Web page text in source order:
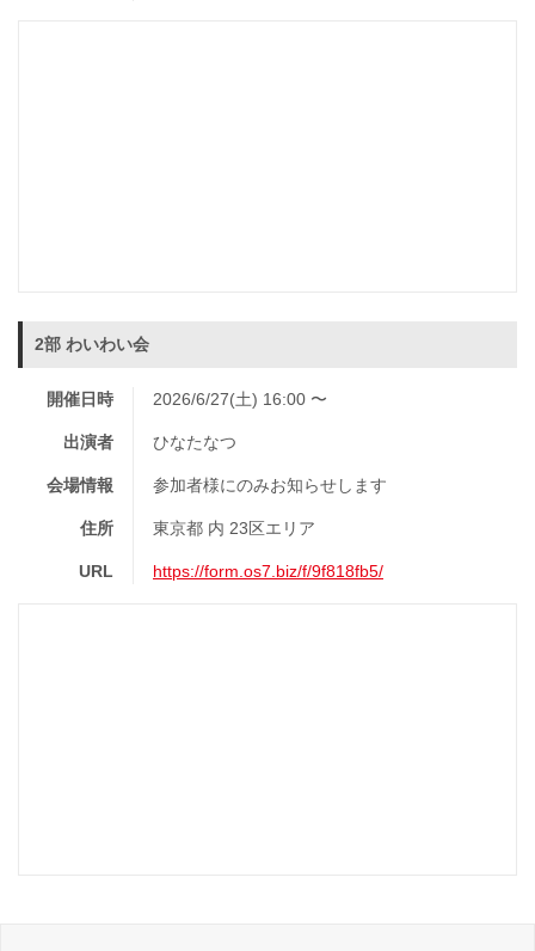
2部 わいわい会
開催日時 2026/6/27(土) 16:00 〜
出演者 ひなたなつ
会場情報 参加者様にのみお知らせします
住所 東京都 内 23区エリア
URL https://form.os7.biz/f/9f818fb5/